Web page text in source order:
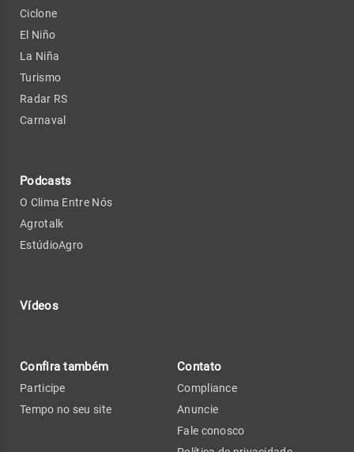
Ciclone
El Niño
La Niña
Turismo
Radar RS
Carnaval
Podcasts
O Clima Entre Nós
Agrotalk
EstúdioAgro
Vídeos
Confira também
Participe
Tempo no seu site
Contato
Compliance
Anuncie
Fale conosco